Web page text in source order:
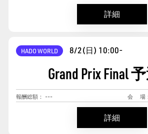
詳細
HADO WORLD 8/2(日) 10:00-
Grand Prix Final
報酬総額： --- 会 場：
詳細